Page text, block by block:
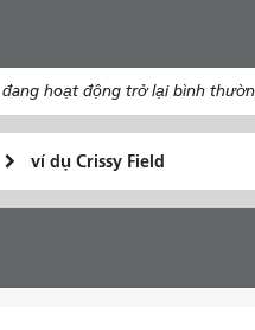
đang hoạt động trở lại bình
kết
Tôi
muốn
lịch